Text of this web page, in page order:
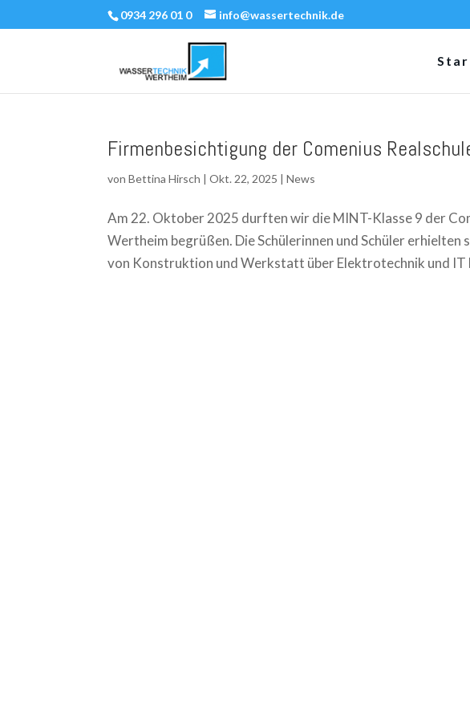
0934 296 01 0 info@wassertechnik.de
Firmenbesichtigung der Comenius
vonBettina Hirsch |Okt. 22, 2025 |News
Am 22. Oktober 2025 durften wir die MINT-Klasse 9 der
Wertheim begrüßen. Die Schülerinnen und Schüler erhielten
von Konstruktion und Werkstatt über Elektrotechnik und IT